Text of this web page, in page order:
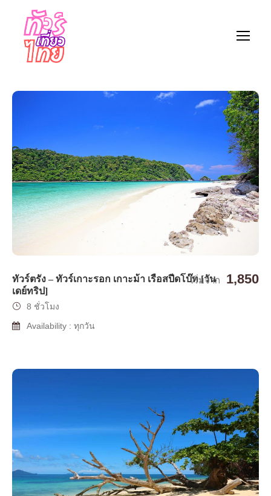
ทัวร์ตรัง – ทัวร์เกาะรอก เกาะม้า เรือสปีดโบ๊ท [วัน
เดย์ทริป]
เริ่มจาก 1,850
8 ชั่วโมง
Availability : ทุกวัน